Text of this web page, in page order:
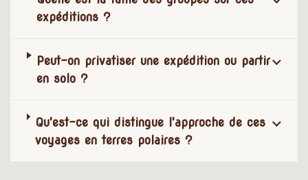
expéditions ?
Peut-on privatiser une expédition ou partir
en solo ?
Qu'est-ce qui distingue l'approche de ces
voyages en terres polaires ?